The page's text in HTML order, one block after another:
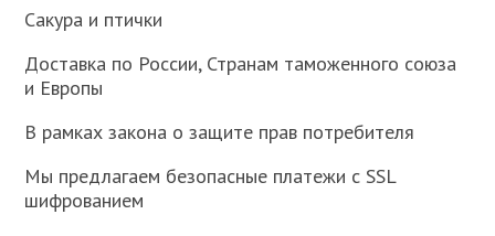
Сакура и птички
Доставка по России, Странам таможенного союза
и Европы
В рамках закона о защите прав потребителя
Мы предлагаем безопасные платежи с SSL
шифрованием